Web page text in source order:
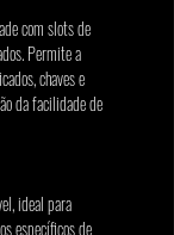
com slots de
Permite a
chaves e
da facilidade de
ideal para
específicos de